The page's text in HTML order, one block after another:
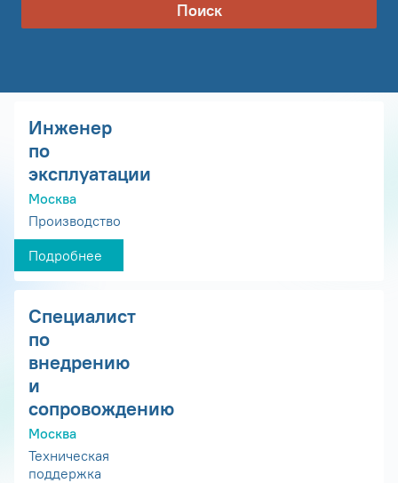
Поиск
Инженер
по
эксплуатации
Москва
Производство
Подробнее
Специалист
по
внедрению
и
сопровождению
Москва
Техническая
поддержка